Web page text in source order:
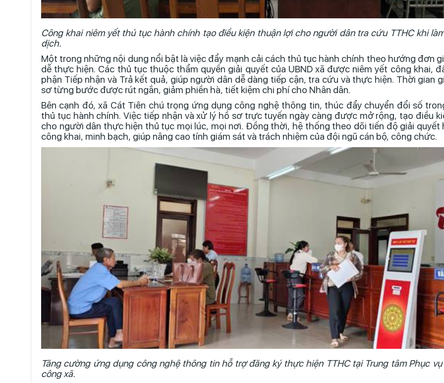
Công khai niêm yết thủ tục hành chính tạo điều kiện thuận lợi cho người dân tra cứu TTHC khi
dịch.
Một trong những nội dung nổi bật là việc đẩy mạnh cải cách thủ tục hành chính theo hướng đơn
dễ thực hiện. Các thủ tục thuộc thẩm quyền giải quyết của UBND xã được niêm yết công khai,
phận Tiếp nhận và Trả kết quả, giúp người dân dễ dàng tiếp cận, tra cứu và thực hiện. Thời gian
sơ từng bước được rút ngắn, giảm phiền hà, tiết kiệm chi phí cho Nhân dân.
Bên cạnh đó, xã Cát Tiên chú trọng ứng dụng công nghệ thông tin, thúc đẩy chuyển đổi số
thủ tục hành chính. Việc tiếp nhận và xử lý hồ sơ trực tuyến ngày càng được mở rộng, tạo điều
cho người dân thực hiện thủ tục mọi lúc, mọi nơi. Đồng thời, hệ thống theo dõi tiến độ giải
công khai, minh bạch, giúp nâng cao tính giám sát và trách nhiệm của đội ngũ cán bộ, công chức.
Tăng cường ứng dụng công nghệ thông tin hỗ trợ đăng ký thực hiện TTHC tại Trung tâm Phục
công xã.